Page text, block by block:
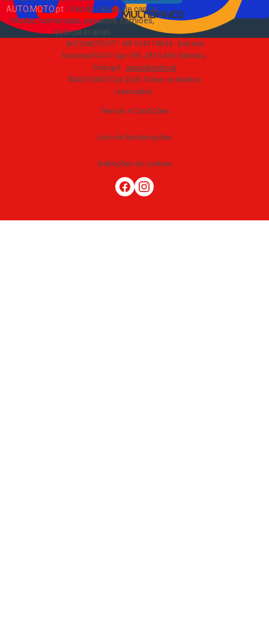
AUTO.MOTO.pt- Venda rápida de carros,
motas, comerciais, pesados, camiões,
autocaravanas
AUTO.MOTO.PT · NIF 518174034 · Estrada
Nacional N10-1 loja 189, 2815-892 Sobreda,
Portugal · apoio@moto.pt
©AUTO.MOTO.pt 2026 Todos os direitos
reservados.
Termos e Condições
Livro de Reclamações
Definições de cookies